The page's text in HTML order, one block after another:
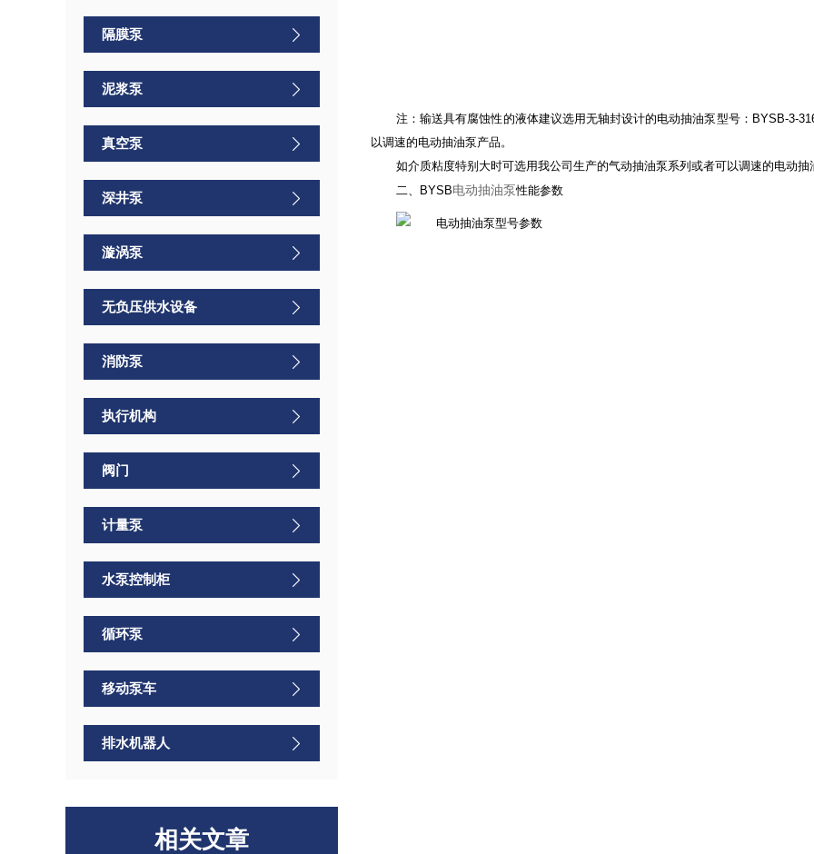
隔膜泵
泥浆泵
真空泵
深井泵
漩涡泵
无负压供水设备
消防泵
执行机构
阀门
计量泵
水泵控制柜
循环泵
移动泵车
排水机器人
相关文章
注：输送具有腐蚀性的液体建议选用无轴封设计的电动抽油泵型号：BYSB-3-
以调速的电动抽油泵产品。
如介质粘度特别大时可选用我公司生产的气动抽油泵系列或者可以调速的电动抽
二、BYSB电动抽油泵性能参数